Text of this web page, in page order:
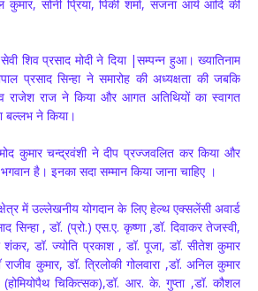
सोनी प्रिया, पिंकी शर्मा, संजना आर्य आदि की
सेवी शिव प्रसाद मोदी ने दिया |सम्पन्न हुआ। ख्यातिनाम
प्रसाद सिन्हा ने समारोह की अध्यक्षता की जबकि
राजेश राज ने किया और आगत अतिथियों का स्वागत
ने किया।
कुमार चन्द्रवंशी ने दीप प्रज्जवलित कर किया और
है। इनका सदा सम्मान किया जाना चाहिए ।
में उल्लेखनीय योगदान के लिए हेल्थ एक्सलेंसी अवार्ड
सिन्हा , डॉ. (प्रो.) एस.ए. कृष्णा ,डॉ. दिवाकर तेजस्वी,
शंकर, डॉ. ज्योति प्रकाश , डॉ. पूजा, डॉ. सीतेश कुमार
कुमार, डॉ. त्रिलोकी गोलवारा ,डॉ. अनिल कुमार
चिकित्सक),डॉ. आर. के. गुप्ता ,डॉ. कौशल